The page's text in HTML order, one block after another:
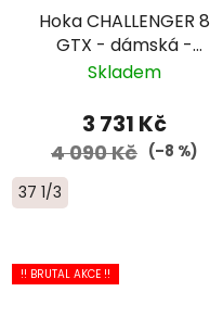
Hoka CHALLENGER 8
GTX - dámská -
černá
Skladem
3 731 Kč
4 090 Kč (–8 %)
37 1/3
!! BRUTAL AKCE !!